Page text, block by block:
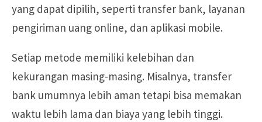
yang dapat dipilih, seperti transfer bank, layanan
pengiriman uang online, dan aplikasi mobile.
Setiap metode memiliki kelebihan dan
kekurangan masing-masing. Misalnya, transfer
bank umumnya lebih aman tetapi bisa memakan
waktu lebih lama dan biaya yang lebih tinggi.